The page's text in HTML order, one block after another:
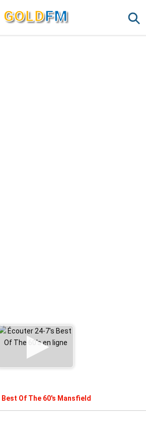
GOLDFM
Best Of The 60's Mansfield